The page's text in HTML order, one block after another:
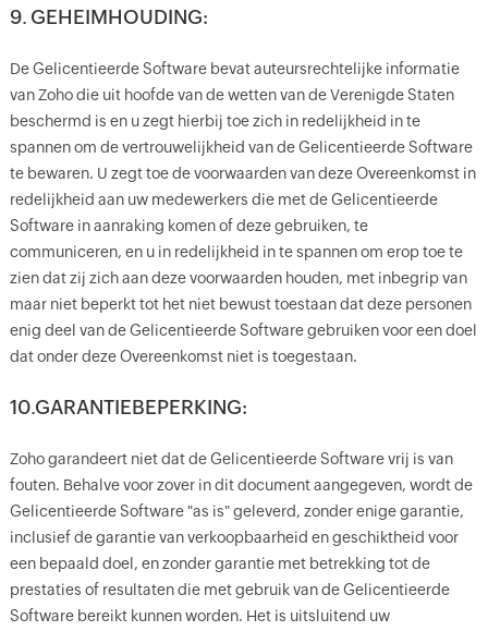
9. GEHEIMHOUDING:
De Gelicentieerde Software bevat auteursrechtelijke informatie
van Zoho die uit hoofde van de wetten van de Verenigde Staten
beschermd is en u zegt hierbij toe zich in redelijkheid in te
spannen om de vertrouwelijkheid van de Gelicentieerde Software
te bewaren. U zegt toe de voorwaarden van deze Overeenkomst in
redelijkheid aan uw medewerkers die met de Gelicentieerde
Software in aanraking komen of deze gebruiken, te
communiceren, en u in redelijkheid in te spannen om erop toe te
zien dat zij zich aan deze voorwaarden houden, met inbegrip van
maar niet beperkt tot het niet bewust toestaan dat deze personen
enig deel van de Gelicentieerde Software gebruiken voor een doel
dat onder deze Overeenkomst niet is toegestaan.
10.GARANTIEBEPERKING:
Zoho garandeert niet dat de Gelicentieerde Software vrij is van
fouten. Behalve voor zover in dit document aangegeven, wordt de
Gelicentieerde Software "as is" geleverd, zonder enige garantie,
inclusief de garantie van verkoopbaarheid en geschiktheid voor
een bepaald doel, en zonder garantie met betrekking tot de
prestaties of resultaten die met gebruik van de Gelicentieerde
Software bereikt kunnen worden. Het is uitsluitend uw